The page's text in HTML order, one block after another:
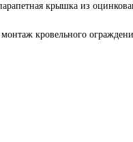
крышка из
кровельного